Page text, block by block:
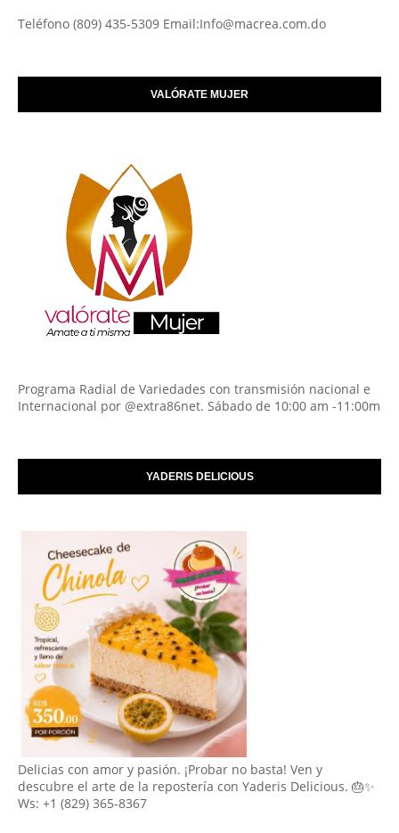
Teléfono (809) 435-5309 Email:Info@macrea.com.do
VALÓRATE MUJER
Programa Radial de Variedades con transmisión nacional e
Internacional por @extra86net. Sábado de 10:00 am -11:00m
YADERIS DELICIOUS
Delicias con amor y pasión. ¡Probar no basta! Ven y
descubre el arte de la repostería con Yaderis Delicious. 🎂✨
Ws: +1 (829) 365-8367